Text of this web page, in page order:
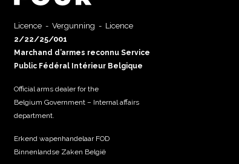
Licence - Vergunning - Licence
2/22/25/001
Marchand d’armes reconnu Service
Public Fédéral Intérieur Belgique
Official arms dealer for the
Belgium Government – Internal affairs
department.
Erkend wapenhandelaar FOD
Binnenlandse Zaken België